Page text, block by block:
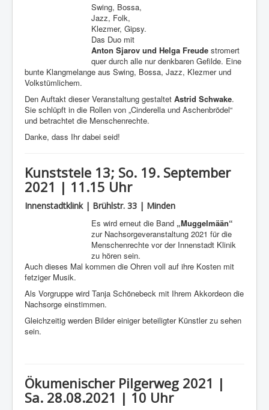
Swing, Bossa,
Jazz, Folk,
Klezmer, Gipsy.
Das Duo mit
Anton Sjarov und Helga Freude stromert
quer durch alle nur denkbaren Gefilde. Eine
bunte Klangmelange aus Swing, Bossa, Jazz, Klezmer und
Volkstümlichem.
Den Auftakt dieser Veranstaltung gestaltet Astrid Schwake.
Sie schlüpft in die Rollen von „Cinderella und Aschenbrödel“
und betrachtet die Menschenrechte.
Danke, dass Ihr dabei seid!
Kunststele 13; So. 19. September
2021 | 11.15 Uhr
Innenstadtklink | Brühlstr. 33 | Minden
Es wird erneut die Band „Muggelmään“
zur Nachsorgeveranstaltung 2021 für die
Menschenrechte vor der Innenstadt Klinik
zu hören sein.
Auch dieses Mal kommen die Ohren voll auf ihre Kosten mit
fetziger Musik.
Als Vorgruppe wird Tanja Schönebeck mit Ihrem Akkordeon die
Nachsorge einstimmen.
Gleichzeitig werden Bilder einiger beteiligter Künstler zu sehen
sein.
Ökumenischer Pilgerweg 2021 |
Sa. 28.08.2021 | 10 Uhr